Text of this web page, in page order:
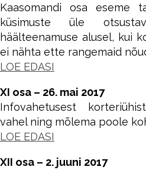
Kaasomandi osa eseme
küsimuste üle
häälteenamuse alusel, kui
ei nähta ette rangemaid
LOE EDASI
XI osa – 26. mai 2017
Infovahetusest
vahel ning mõlema poole
LOE EDASI
XII osa – 2. juuni 2017